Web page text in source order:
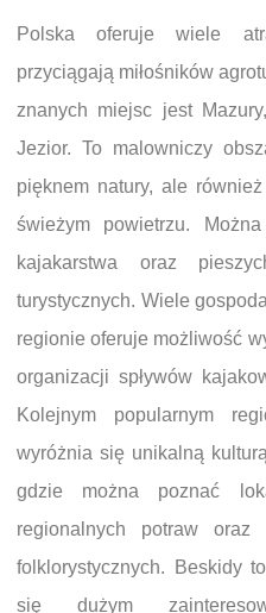
Polska oferuje wiele
przyciągają miłośników
znanych miejsc jest
Jezior. To malowniczy
pięknem natury, ale
świeżym powietrzu.
kajakarstwa oraz
turystycznych. Wiele
regionie oferuje możliwość
organizacji spływów
Kolejnym popularnym
wyróżnia się unikalną
gdzie można poznać
regionalnych potraw oraz
folklorystycznych. Beskidy
się dużym